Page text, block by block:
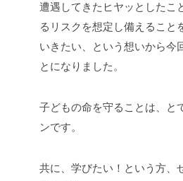
遭遇してきたヒヤッとしたこ
るリスクを想定し備えること
いきたい、という想いから今
とになりました。
子どもの命を守ることは、と
ンです。
共に、学びたい！という方、